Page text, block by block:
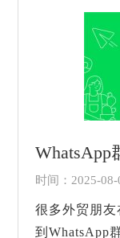
WhatsApp
时间：2025-08-
很多外贸朋友
到WhatsApp